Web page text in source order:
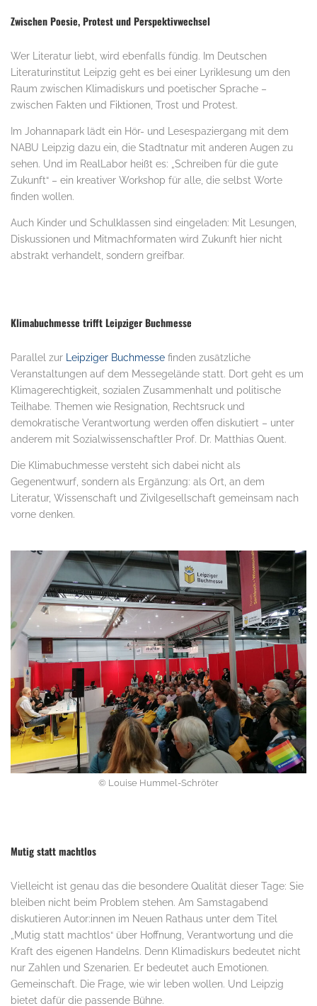
Zwischen Poesie, Protest und Perspektivwechsel
Wer Literatur liebt, wird ebenfalls fündig. Im Deutschen
Literaturinstitut Leipzig geht es bei einer Lyriklesung um den
Raum zwischen Klimadiskurs und poetischer Sprache –
zwischen Fakten und Fiktionen, Trost und Protest.
Im Johannapark lädt ein Hör- und Lesespaziergang mit dem
NABU Leipzig dazu ein, die Stadtnatur mit anderen Augen zu
sehen. Und im RealLabor heißt es: „Schreiben für die gute
Zukunft“ – ein kreativer Workshop für alle, die selbst Worte
finden wollen.
Auch Kinder und Schulklassen sind eingeladen: Mit Lesungen,
Diskussionen und Mitmachformaten wird Zukunft hier nicht
abstrakt verhandelt, sondern greifbar.
Klimabuchmesse trifft Leipziger Buchmesse
Parallel zur Leipziger Buchmesse finden zusätzliche
Veranstaltungen auf dem Messegelände statt. Dort geht es um
Klimagerechtigkeit, sozialen Zusammenhalt und politische
Teilhabe. Themen wie Resignation, Rechtsruck und
demokratische Verantwortung werden offen diskutiert – unter
anderem mit Sozialwissenschaftler Prof. Dr. Matthias Quent.
Die Klimabuchmesse versteht sich dabei nicht als
Gegenentwurf, sondern als Ergänzung: als Ort, an dem
Literatur, Wissenschaft und Zivilgesellschaft gemeinsam nach
vorne denken.
© Louise Hummel-Schröter
Mutig statt machtlos
Vielleicht ist genau das die besondere Qualität dieser Tage: Sie
bleiben nicht beim Problem stehen. Am Samstagabend
diskutieren Autor:innen im Neuen Rathaus unter dem Titel
„Mutig statt machtlos“ über Hoffnung, Verantwortung und die
Kraft des eigenen Handelns. Denn Klimadiskurs bedeutet nicht
nur Zahlen und Szenarien. Er bedeutet auch Emotionen.
Gemeinschaft. Die Frage, wie wir leben wollen. Und Leipzig
bietet dafür die passende Bühne.